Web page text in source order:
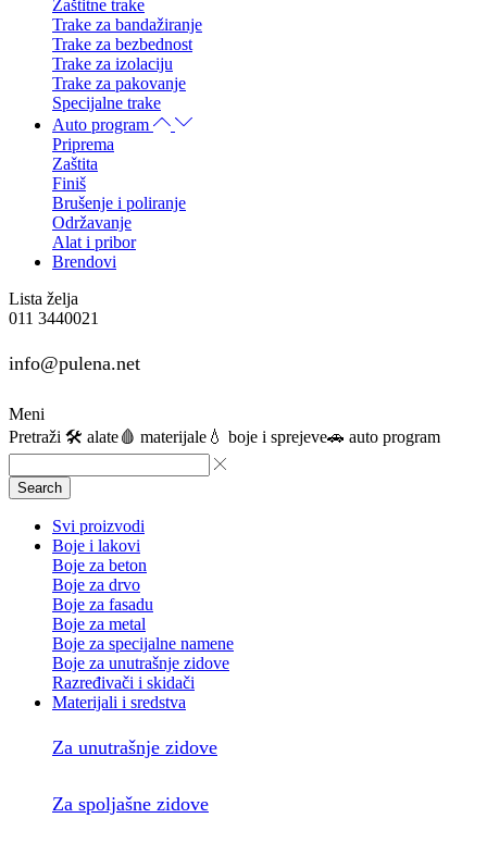
Zaštitne trake
Trake za bandažiranje
Trake za bezbednost
Trake za izolaciju
Trake za pakovanje
Specijalne trake
Auto program
Priprema
Zaštita
Finiš
Brušenje i poliranje
Održavanje
Alat i pribor
Brendovi
Lista želja
011 3440021
info@pulena.net
Meni
Pretraži 🛠️ alate🩸 materijale 💧 boje i sprejeve🚗 auto program
Search
Svi proizvodi
Boje i lakovi
Boje za beton
Boje za drvo
Boje za fasadu
Boje za metal
Boje za specijalne namene
Boje za unutrašnje zidove
Razređivači i skidači
Materijali i sredstva
Za unutrašnje zidove
Za spoljašne zidove